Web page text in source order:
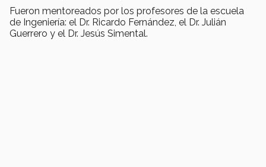
Fueron mentoreados por los profesores de la escuela
de Ingeniería: el Dr. Ricardo Fernández, el Dr. Julián
Guerrero y el Dr. Jesús Simental.